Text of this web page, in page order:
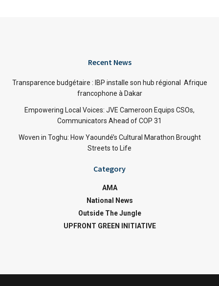
Recent News
Transparence budgétaire : IBP installe son hub régional Afrique
francophone à Dakar
Empowering Local Voices: JVE Cameroon Equips CSOs,
Communicators Ahead of COP 31
Woven in Toghu: How Yaoundé’s Cultural Marathon Brought
Streets to Life
Category
AMA
National News
Outside The Jungle
UPFRONT GREEN INITIATIVE